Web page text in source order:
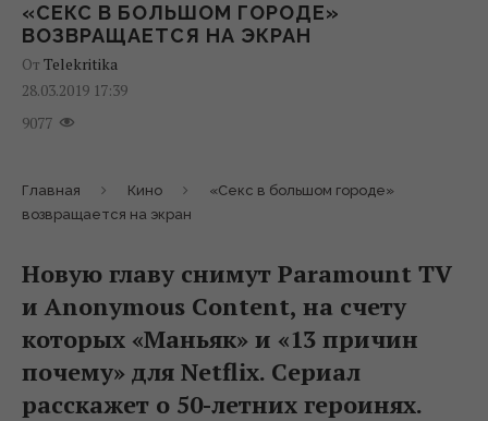
«СЕКС В БОЛЬШОМ ГОРОДЕ»
ВОЗВРАЩАЕТСЯ НА ЭКРАН
От Telekritika
28.03.2019 17:39
9077
Главная Кино
«Секс в большом городе»
возвращается на экран
Новую главу снимут Paramount TV
и Anonymous Content, на счету
которых «Маньяк» и «13 причин
почему» для Netflix. Сериал
расскажет о 50-летних героинях.